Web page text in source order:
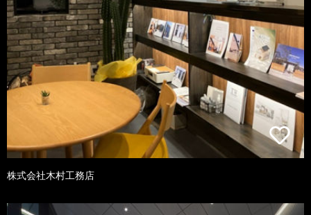
株式会社木村工務店